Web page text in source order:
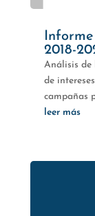
2018-
Análisis de
de
campañas
leer más